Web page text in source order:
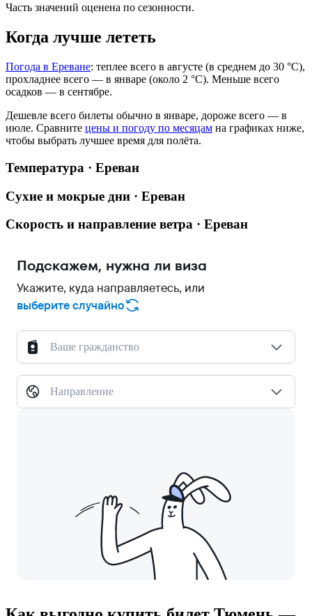
Часть значений оценена по сезонности.
Когда лучше лететь
Погода в Ереване: теплее всего в августе (в среднем до 30 °C),
прохладнее всего — в январе (около 2 °C). Меньше всего
осадков — в сентябре.
Дешевле всего билеты обычно в январе, дороже всего — в
июле. Сравните цены и погоду по месяцам на графиках ниже,
чтобы выбрать лучшее время для полёта.
Температура · Ереван
Сухие и мокрые дни · Ереван
Скорость и направление ветра · Ереван
Подскажем, нужна ли виза
Укажите, куда направляетесь, или
выберите случайно
Ваше гражданство
Направление